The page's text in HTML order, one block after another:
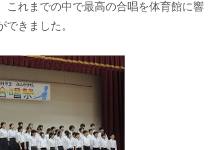
これまでの中で最高の合唱を体育館に響
できました。